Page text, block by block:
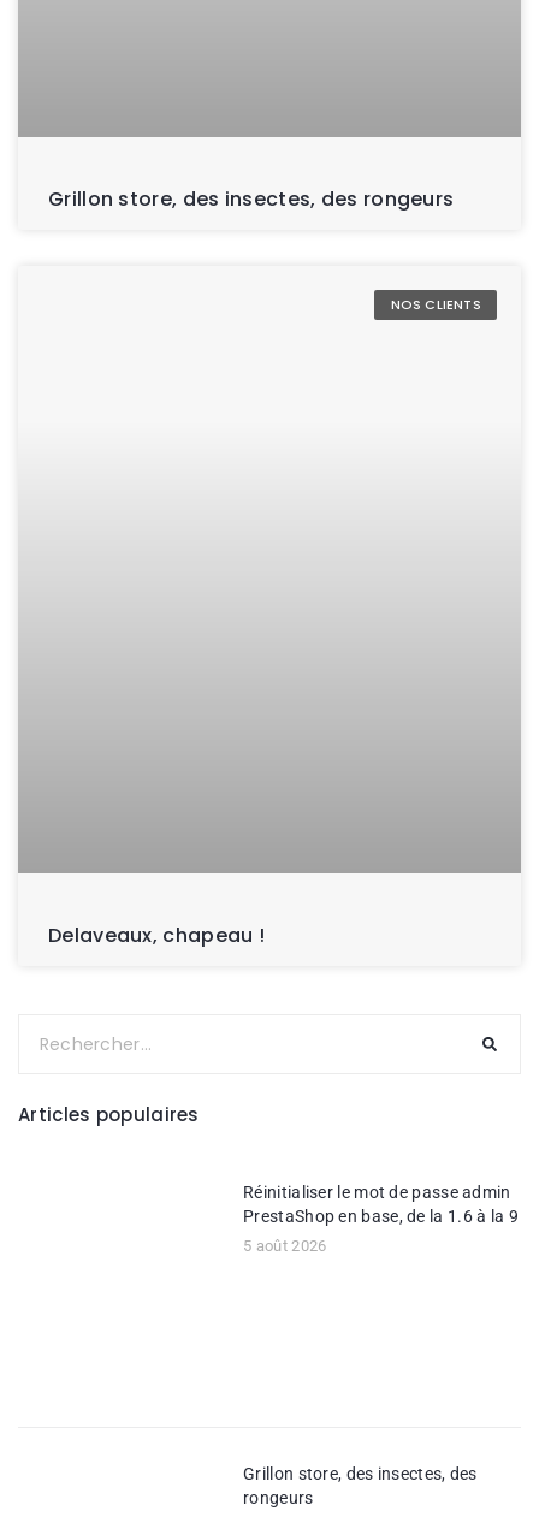
Grillon store, des insectes, des rongeurs
NOS CLIENTS
Delaveaux, chapeau !
Articles populaires
Réinitialiser le mot de passe admin
PrestaShop en base, de la 1.6 à la 9
5 août 2026
Grillon store, des insectes, des
rongeurs